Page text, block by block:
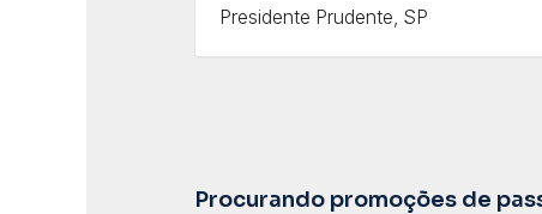
Presidente Prudente, SP
Procurando promoções de